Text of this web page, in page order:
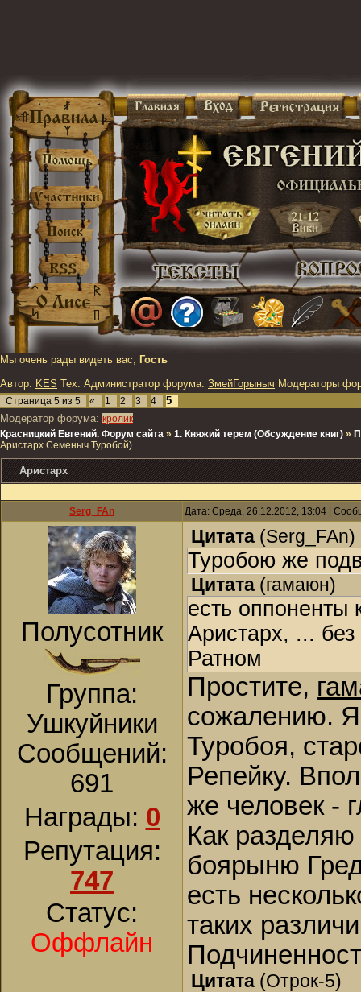
Мы очень рады видеть вас, Гость
Автор: KES Тех. Администратор форума: ЗмейГорыныч Модераторы
Страница 5 из 5 « 1 2 3 4
5
Модератор форума: кролик
Красницкий Евгений. Форум сайта » 1. Княжий терем (Обсуждение книг) »
Аристарх Семеныч Туробой)
Аристарх
Serg_FAn Дата: Среда, 26.12.2012, 13:04 |
Полусотник
Группа:
Ушкуйники
Сообщений:
691
Награды: 0
Репутация:
747
Статус:
Оффлайн
Цитата (Serg_FAn)
Туробою же
Цитата (гамаюн)
есть оппоненты
Аристарх, ...
Ратном
Простите,
сожалению. Я
Туробоя,
Репейку.
же человек -
Как
боярыню
есть
таких
Цитата (Отрок-5)